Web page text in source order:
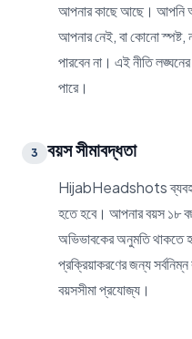
আপনার কাছে আছে। আপনি
আপনার নেই, বা কোনো
পারবেন না। এই নীতি
পারে।
3 বয়স সীমাবদ্ধতা
HijabHeadshots
হতে হবে। আপনার বয়স ১৮
অভিভাবকের অনুমতি থাকতে
প্রক্রিয়াকরণের জন্য
বয়সসীমা প্রযোজ্য।